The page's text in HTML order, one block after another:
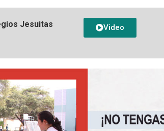
Jesuitas Video